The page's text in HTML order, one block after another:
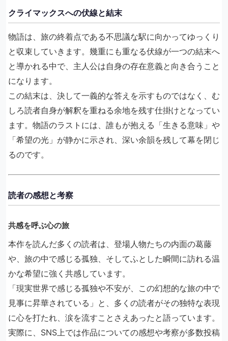
クライマックスへの伏線と結末
物語は、旅の終着点である不思議な駅に向かってゆっくり
と収束していきます。幾重にも重なる伏線が一つの結末へ
と導かれる中で、主人公は自身の存在意義と向き合うこと
になります。
この結末は、決して一義的な答えを示すものではなく、む
しろ読者自身が解釈を重ねる余地を残す仕掛けとなってい
ます。物語のラストには、誰もが抱える「生きる意味」や
「希望の光」が静かに示され、深い余韻を残して幕を閉じ
るのです。
読者の感想と考察
共感を呼ぶ心の旅
本作を読んだ多くの読者は、登場人物たちの内面の葛藤
や、旅の中で感じる孤独、そしてふとした瞬間に訪れる温
かな希望に強く共感しています。
「現実世界で感じる孤独や不安が、この幻想的な旅の中で
見事に昇華されている」と、多くの読者がその独特な表現
に心を打たれ、涙を流すことさえあったと語っています。
実際に、SNS上では作品についての感想や考察が多数投稿